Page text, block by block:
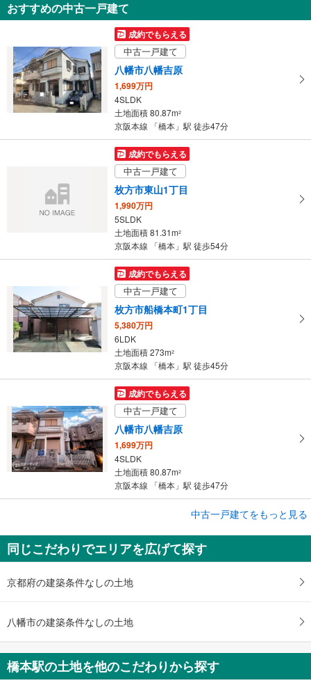
枚方市楠葉野田3丁目
4,380万円
3LDK
土地面積 112.49m
京阪本線 「橋本」駅 徒歩23分
おすすめの中古一戸建て
成約でもらえる
中古一戸建て
八幡市八幡吉原
1,699万円
4SLDK
土地面積 80.87m2
京阪本線 「橋本」駅 徒歩47分
成約でもらえる
中古一戸建て
枚方市東山1丁目
1,990万円
5SLDK
土地面積 81.31m2
京阪本線 「橋本」駅 徒歩54分
成約でもらえる
中古一戸建て
枚方市船橋本町1丁目
5,380万円
6LDK
土地面積 273m2
京阪本線 「橋本」駅 徒歩45分
成約でもらえる
中古一戸建て
八幡市八幡吉原
1,699万円
4SLDK
土地面積 80.87m2
京阪本線 「橋本」駅 徒歩47分
八幡市橋本栗ケ谷
3,980万円
3LDK
土地面積 347.17m
中古一戸建てをもっと見る
同じこだわりでエリアを広げて探す
京都府の建築条件なしの土地
八幡市の建築条件なしの土地
橋本駅の土地を他のこだわりから探す